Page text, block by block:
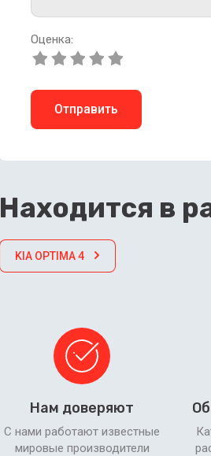
Оценка:
Отправить
Находится в
KIA OPTIMA 4
Нам доверяют
С нами работают известные
мировые производители